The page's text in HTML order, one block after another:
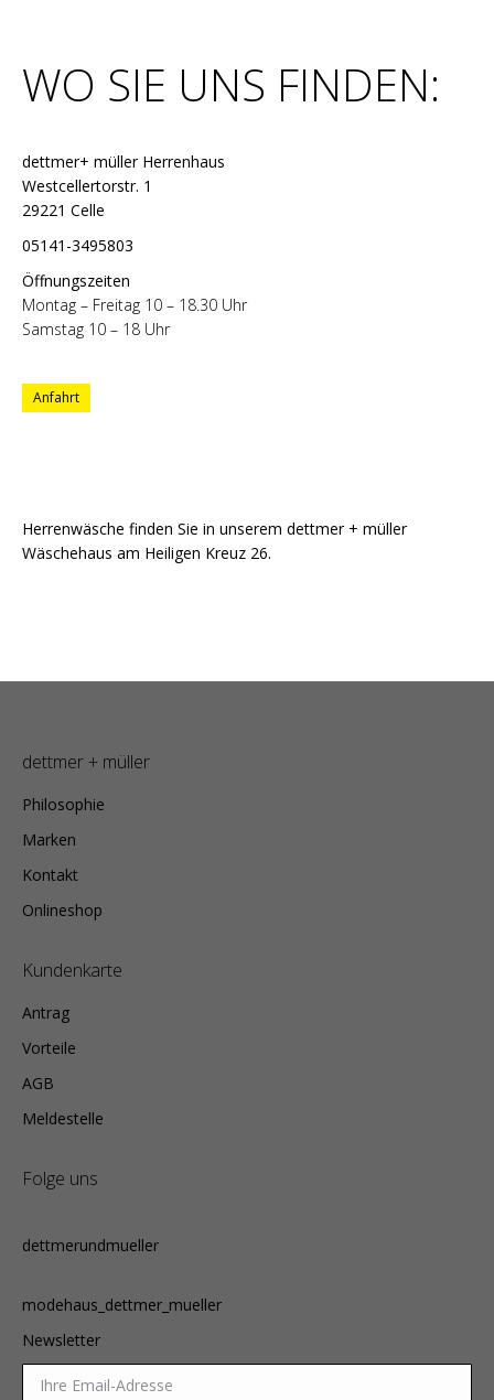
WO SIE UNS FINDEN:
dettmer+ müller Herrenhaus
Westcellertorstr. 1
29221 Celle
05141-3495803
Öffnungszeiten
Montag – Freitag 10 – 18.30 Uhr
Samstag 10 – 18 Uhr
Anfahrt
Herrenwäsche finden Sie in unserem dettmer + müller
Wäschehaus am Heiligen Kreuz 26.
dettmer + müller
Philosophie
Marken
Kontakt
Onlineshop
Kundenkarte
Antrag
Vorteile
AGB
Meldestelle
Folge uns
dettmerundmueller
modehaus_dettmer_mueller
Newsletter